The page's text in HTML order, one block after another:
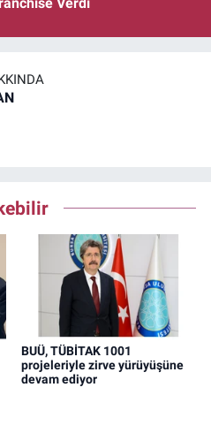
BUÜ, TÜBİTAK 1001
projeleriyle zirve yürüyüşüne
devam ediyor